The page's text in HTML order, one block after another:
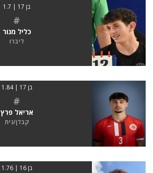
בן 17 | 1.7
#
כליל מנור
ליברו
בן 17 | 1.84
#
אריאל פרץ
קבלן/נית
בן 16 | 1.76